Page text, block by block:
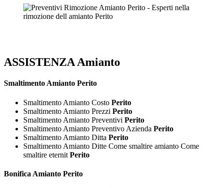
ASSISTENZA Amianto
SmaltimentoAmianto Perito
Smaltimento Amianto Costo Perito
Smaltimento Amianto Prezzi Perito
Smaltimento Amianto Preventivi Perito
Smaltimento Amianto Preventivo Azienda Perito
Smaltimento Amianto Ditta Perito
Smaltimento Amianto Ditte Come smaltire amianto Come
smaltire eternit Perito
Bonifica Amianto Perito